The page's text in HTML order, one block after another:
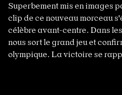
Superbement mis en images
clip de ce nouveau morceau
célèbre avant-centre. Dans
nous sort le grand jeu et
olympique. La victoire se